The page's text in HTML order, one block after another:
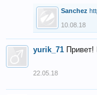
Sanchez
10.08.18
yurik_71
22.05.18